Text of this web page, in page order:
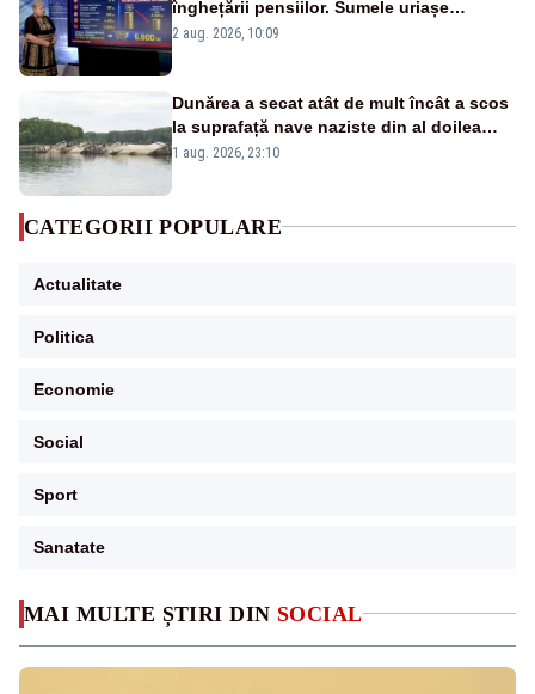
MAI MULTE ȘTIRI DIN SOCIAL
înghețării pensiilor. Sumele uriașe
pierdute de fiecare român
2 aug. 2026, 10:09
Dunărea a secat atât de mult încât a scos
la suprafață nave naziste din al doilea
război mondial
1 aug. 2026, 23:10
CATEGORII POPULARE
Actualitate
Politica
Economie
Social
Sport
Sanatate